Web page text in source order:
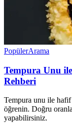
PopülerArama
Tempura Unu
Rehberi
Tempura unu ile hafif
öğrenin. Doğru
yapabilirsiniz.